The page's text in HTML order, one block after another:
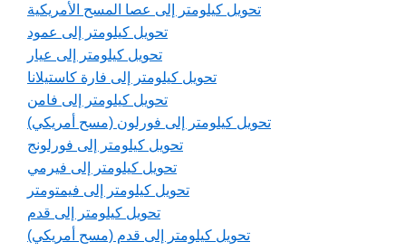
تحويل كيلومتر إلى عصا المسح الأمريكية
تحويل كيلومتر إلى عمود
تحويل كيلومتر إلى عيار
تحويل كيلومتر إلى فارة كاستيلانا
تحويل كيلومتر إلى فامن
تحويل كيلومتر إلى فورلون (مسح أمريكي)
تحويل كيلومتر إلى فورلونج
تحويل كيلومتر إلى فيرمي
تحويل كيلومتر إلى فيمتومتر
تحويل كيلومتر إلى قدم
تحويل كيلومتر إلى قدم (مسح أمريكي)